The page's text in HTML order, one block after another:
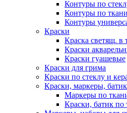
Контуры по
Контуры по ткани
Контуры
Краски
Краска светящ. в
Краски
Краски гуашевые
Краски для грима
Краски по стеклу и
Краски, маркеры,
Маркеры по
Краски, батик по